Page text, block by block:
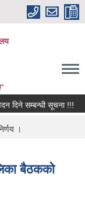
दिने सम्बन्धी सूचना !!!
।
बैठकको